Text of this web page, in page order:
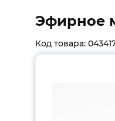
Эфирное
Код товара: